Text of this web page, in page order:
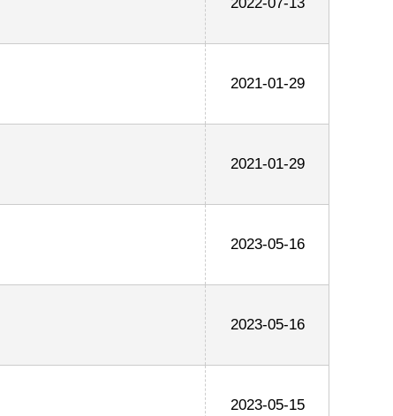
2021-01-29
2021-01-29
2023-05-16
2023-05-16
2023-05-15